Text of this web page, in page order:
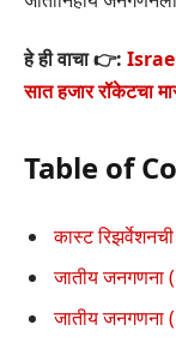
हे ही वाचा 👉:
सात हजार रॉकेटचा
Table of
कास्ट
जातीय जनगणना
जातीय जनगणना